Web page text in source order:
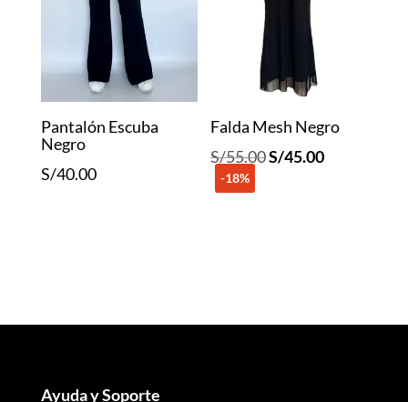
Pantalón Escuba
Negro
S/40.00
Falda Mesh Negro
S/55.00El
S/45.00El
-18%
Ayuda y Soporte